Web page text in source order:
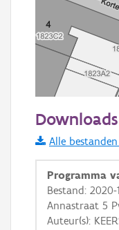
Informatie
i
+ −
Downloads
Alle
Programma
Bestand:
Annastraat 5
Auteur(s):